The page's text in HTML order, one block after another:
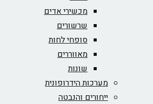
מכשירי אדים
שרשורים
סופחי לחות
מאווררים
שונות
מערכות הידרופונית
ייחורים והנבטה